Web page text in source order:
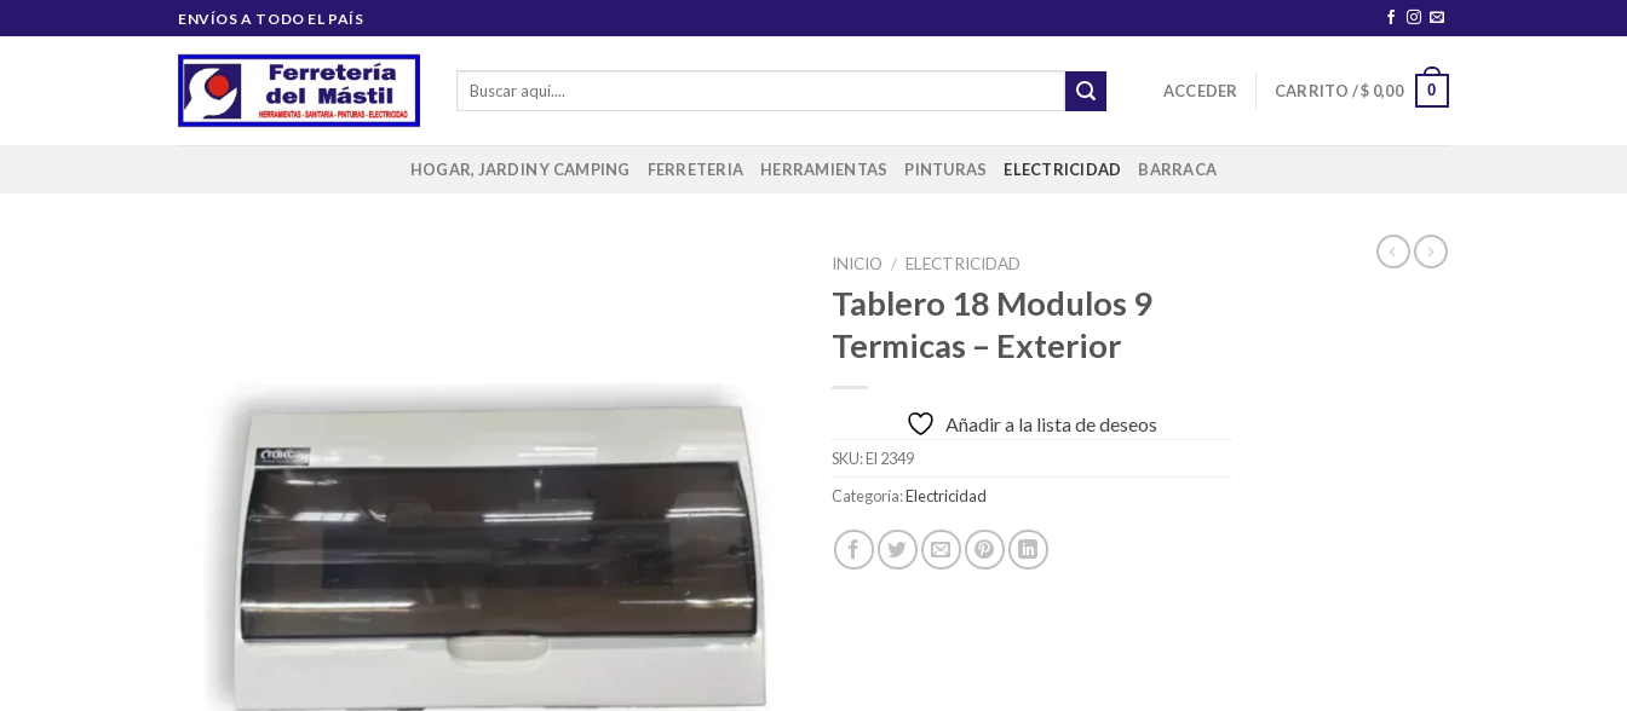
al
ENVÍOS A TODO EL PAÍS
Buscar
ACCEDER CARRITO /$ 0,00 0
HOGAR, JARDIN Y CAMPING FERRETERIA HERRAMIENTAS PINTURAS ELECTRICIDAD BARRACA
lista de
deseos
INICIO / ELECTRICIDAD
Tablero 18 Modulos 9
Termicas – Exterior
Añadir a la lista de deseos
SKU:El 2349
Categoría:Electricidad